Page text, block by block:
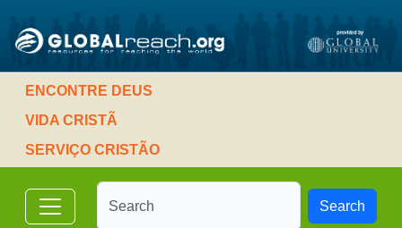
ENCONTRE DEUS
VIDA CRISTÃ
SERVIÇO CRISTÃO
Search